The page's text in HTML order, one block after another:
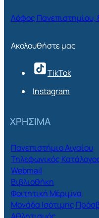
Λόφος Πανεπιστημίου,
Ακολουθήστε μας
TikTok
Instagram
ΧΡΗΣΙΜΑ
Πανεπιστήμιο Αιγαίου
Τηλεφωνικός
Webmail
Βιβλιοθήκη
Φοιτητική Μέριμνα
Μονάδα Ισότιμης